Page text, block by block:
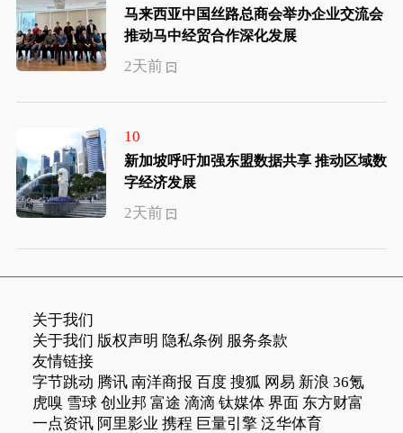
马来西亚中国丝路总商会举办企业交流会
推动马中经贸合作深化发展
2天前
10
新加坡呼吁加强东盟数据共享 推动区域数
字经济发展
2天前
关于我们
关于我们 版权声明 隐私条例 服务条款
友情链接
字节跳动 腾讯 南洋商报 百度 搜狐 网易 新浪 36氪
虎嗅 雪球 创业邦 富途 滴滴 钛媒体 界面 东方财富
一点资讯 阿里影业 携程 巨量引擎 泛华体育